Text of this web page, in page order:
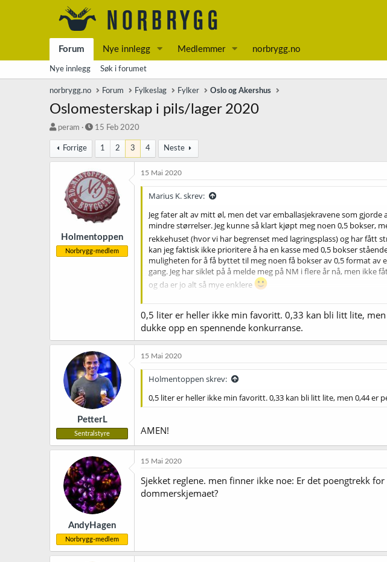
Forum Nye innlegg Medlemmer norbrygg.no
Nye innlegg Søk i forumet
norbrygg.no Forum Fylkeslag Fylker Oslo og Akershus
Oslomesterskap i pils/lager 2020
T
å
d
peram
S
r
t
d
a
t
o
15 Feb 2020
Forrige 1 2 3 4 Neste
Holmentoppen
Norbrygg-medlem
15 Mai 2020
Marius K. skrev:
Jeg fater alt av mitt øl, men det var emballasjekravene som
mindre størrelser. Jeg kunne så klart kjøpt meg noen 0,5 bokser,
rekkehuset (hvor vi har begrenset med lagringsplass) og har fått
kan jeg faktisk ikke prioritere å ha en kasse med 0,5 bokser
muligheten for å få byttet til meg noen få bokser av 0,5 format
gang. Jeg har siklet på å melde meg på NM i flere år nå, men
og da er jo alt så mye enklere
utgangspunktet, og da har folk som meg med plassbegrensning
0,5 liter er heller ikke min favoritt. 0,33 kan bli litt lite,
dukke opp en spennende konkurranse.
PetterL
Sentralstyre
15 Mai 2020
Holmentoppen skrev:
0,5 liter er heller ikke min favoritt. 0,33 kan bli litt lite, men 0,44 er
AMEN!
AndyHagen
Norbrygg-medlem
15 Mai 2020
Sjekket reglene. men finner ikke noe: Er det poengtrekk
dommerskjemaet?